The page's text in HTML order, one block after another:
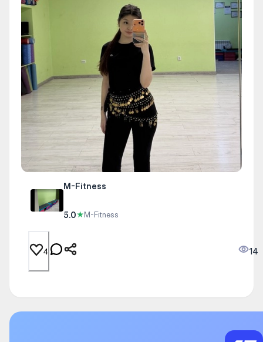
M-Fitness
5.0★M-Fitness
4 14